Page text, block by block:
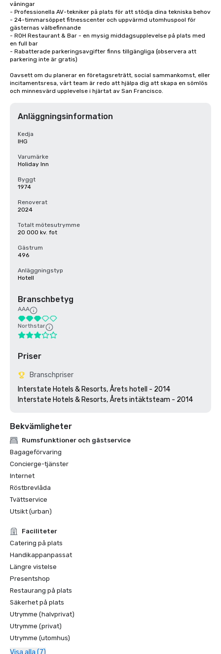
våningar
- Professionella AV-tekniker på plats för att stödja dina tekniska behov
- 24-timmarsöppet fitnesscenter och uppvärmd utomhuspool för
gästernas välbefinnande
- ROH Restaurant & Bar - en mysig middagsupplevelse på plats med
en full bar
- Rabatterade parkeringsavgifter finns tillgängliga (observera att
parkering inte är gratis)
Oavsett om du planerar en företagsreträtt, social sammankomst, eller
incitamentsresa, vårt team är redo att hjälpa dig att skapa en sömlös
och minnesvärd upplevelse i hjärtat av San Francisco.
Anläggningsinformation
Kedja
IHG
Varumärke
Holiday Inn
Byggt
1974
Renoverat
2024
Totalt mötesutrymme
20 000 kv. fot
Gästrum
496
Anläggningstyp
Hotell
Branschbetyg
AAA
Northstar
Priser
Branschpriser
Interstate Hotels & Resorts, Årets hotell - 2014
Bekvämligheter
Rumsfunktioner och gästservice
Bagageförvaring
Concierge-tjänster
Internet
Röstbrevlåda
Tvättservice
Utsikt (urban)
Faciliteter
Catering på plats
Handikappanpassat
Längre vistelse
Presentshop
Restaurang på plats
Säkerhet på plats
Utrymme (halvprivat)
Utrymme (privat)
Utrymme (utomhus)
Visa alla (7)